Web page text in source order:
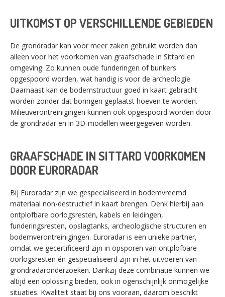
UITKOMST OP VERSCHILLENDE GEBIEDEN
De grondradar kan voor meer zaken gebruikt worden dan
alleen voor het voorkomen van graafschade in Sittard en
omgeving. Zo kunnen oude funderingen of bunkers
opgespoord worden, wat handig is voor de archeologie.
Daarnaast kan de bodemstructuur goed in kaart gebracht
worden zonder dat boringen geplaatst hoeven te worden.
Milieuverontreinigingen kunnen ook opgespoord worden door
de grondradar en in 3D-modellen weergegeven worden.
GRAAFSCHADE IN SITTARD VOORKOMEN
DOOR EURORADAR
Bij Euroradar zijn we gespecialiseerd in bodemvreemd
materiaal non-destructief in kaart brengen. Denk hierbij aan
ontplofbare oorlogsresten, kabels en leidingen,
funderingsresten, opslagtanks, archeologische structuren en
bodemverontreinigingen. Euroradar is een unieke partner,
omdat we gecertificeerd zijn in opsporen van ontplofbare
oorlogsresten én gespecialiseerd zijn in het uitvoeren van
grondradaronderzoeken. Dankzij deze combinatie kunnen we
altijd een oplossing bieden, ook in ogenschijnlijk onmogelijke
situaties. Kwaliteit staat bij ons vooraan, daarom beschikt